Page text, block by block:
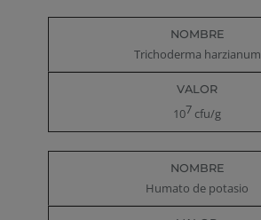
Trichoderma harzianum
107 cfu/g
Humato de potasio